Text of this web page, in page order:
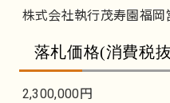
株式会社執行茂寿園福岡
落札価格(消費税
2,300,000円